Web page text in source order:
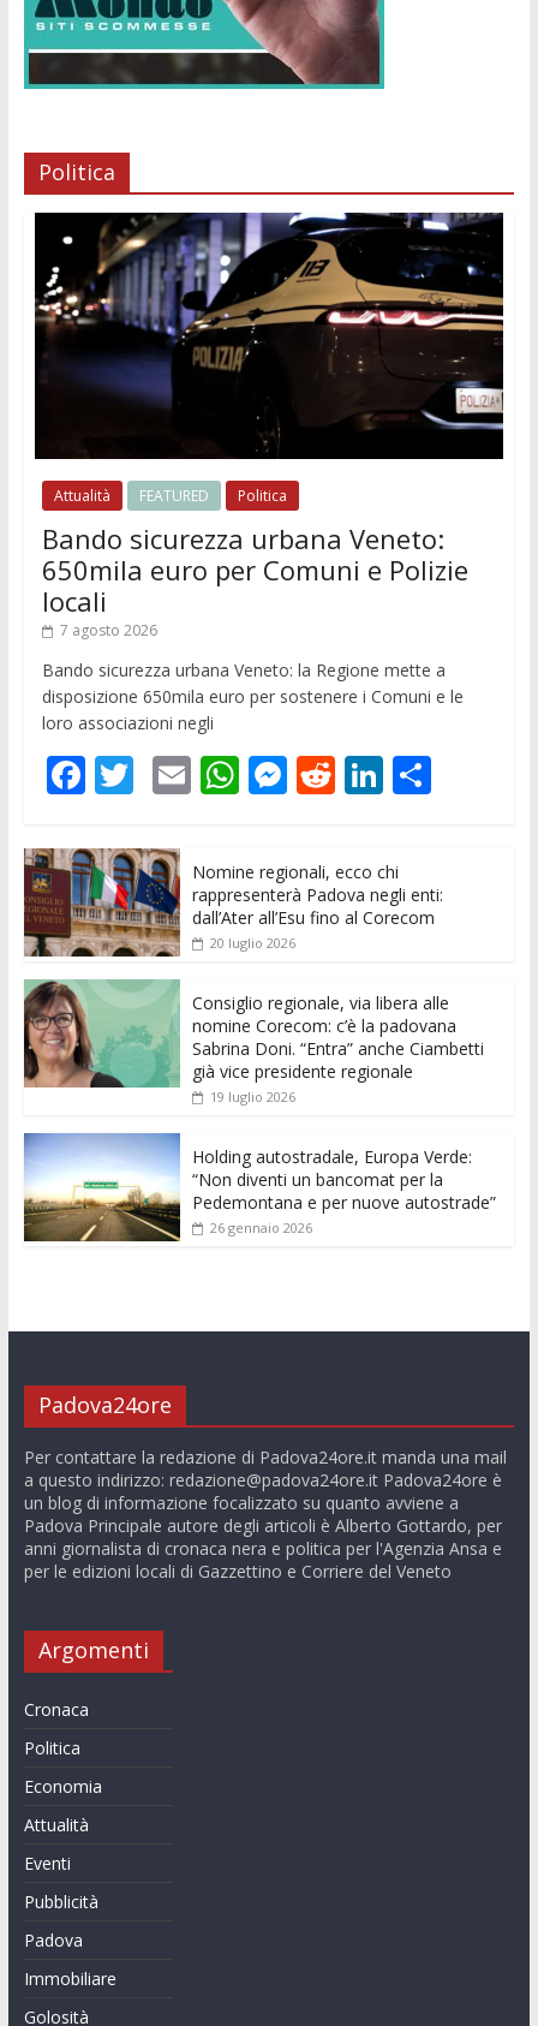
Politica
Attualità FEATURED Politica
Bando sicurezza urbana Veneto:
650mila euro per Comuni e Polizie
locali
7 agosto 2026
Bando sicurezza urbana Veneto: la Regione mette a
disposizione 650mila euro per sostenere i Comuni e le
loro associazioni negli
F
e
b
o
o
k
T
itt
er
E
l
W
s
A
p
p
M
ss
e
n
er
R
di
t
Li
k
e
dI
C
di
vi
Nomine regionali, ecco chi
rappresenterà Padova negli enti:
dall’Ater all’Esu fino al Corecom
20 luglio 2026
Consiglio regionale, via libera alle
nomine Corecom: c’è la padovana
Sabrina Doni. “Entra” anche Ciambetti
già vice presidente regionale
19 luglio 2026
Holding autostradale, Europa Verde:
“Non diventi un bancomat per la
Pedemontana e per nuove autostrade”
26 gennaio 2026
Padova24ore
Per contattare la redazione di Padova24ore.it manda una mail
a questo indirizzo: redazione@padova24ore.itPadova24ore è
un blog di informazione focalizzato su quanto avviene a
Padova Principale autore degli articoli è Alberto Gottardo, per
anni giornalista di cronaca nera e politica per l'Agenzia Ansa e
per le edizioni locali di Gazzettino e Corriere del Veneto
Argomenti
Cronaca
Politica
Economia
Attualità
Eventi
Pubblicità
Padova
Immobiliare
Golosità